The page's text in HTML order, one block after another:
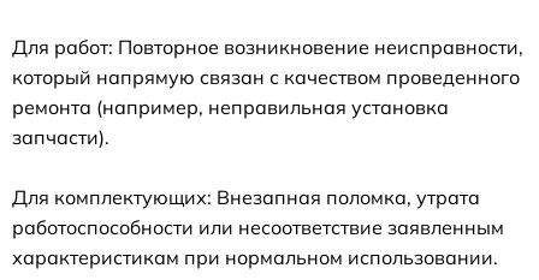
Для работ: Повторное возникновение неисправности,
который напрямую связан с качеством проведенного
ремонта (например, неправильная установка
запчасти).
Для комплектующих: Внезапная поломка, утрата
работоспособности или несоответствие заявленным
характеристикам при нормальном использовании.